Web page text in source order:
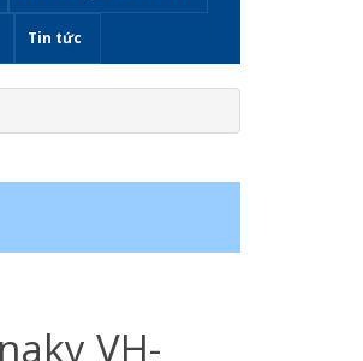
Tin tức
VH-